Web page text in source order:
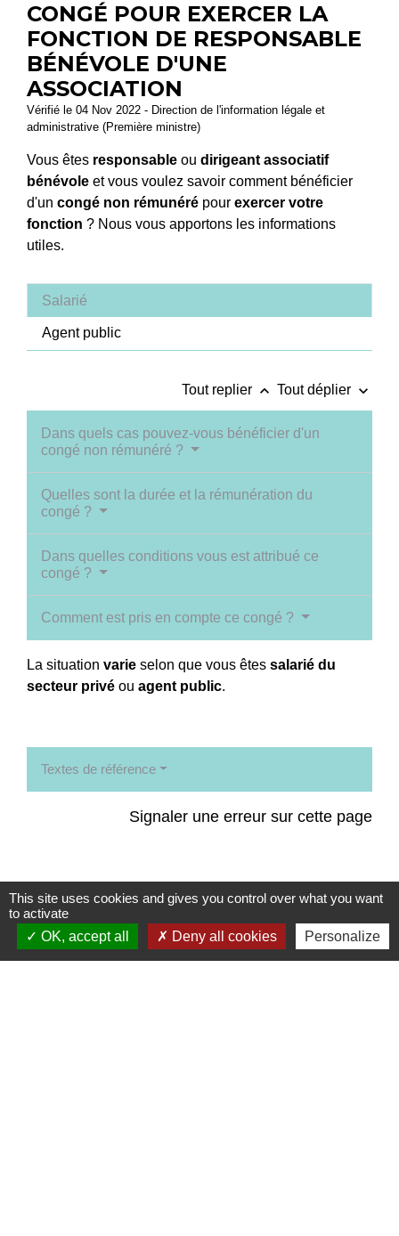
CONGÉ POUR EXERCER LA
FONCTION DE RESPONSABLE
BÉNÉVOLE D'UNE
ASSOCIATION
Vérifié le 04 Nov 2022 - Direction de l'information légale et
administrative (Première ministre)
Vous êtes responsable ou dirigeant associatif
bénévole et vous voulez savoir comment bénéficier
d'un congé non rémunéré pour exercer votre
fonction ? Nous vous apportons les informations
utiles.
Salarié
Agent public
Tout replier keyboard_arrow_up Tout déplier keyboard_arrow_down
Dans quels cas pouvez-vous bénéficier d'un
congé non rémunéré ?
Quelles sont la durée et la rémunération du
congé ?
Dans quelles conditions vous est attribué ce
congé ?
Comment est pris en compte ce congé ?
La situation varie selon que vous êtes salarié du
secteur privé ou agent public.
Textes de référence
Signaler une erreur sur cette page
Contacts
Commune de Coëtmieux
This site uses cookies and gives you control over what you want
to activate
OK, accept all
Deny all cookies Personalize